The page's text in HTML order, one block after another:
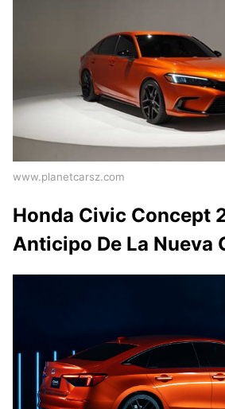
www.planetcarsz.com
Honda Civic Concept
Anticipo De La Nueva